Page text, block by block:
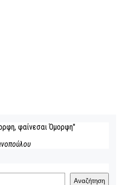
φαίνεσαι Όμορφη"
Αναζήτηση